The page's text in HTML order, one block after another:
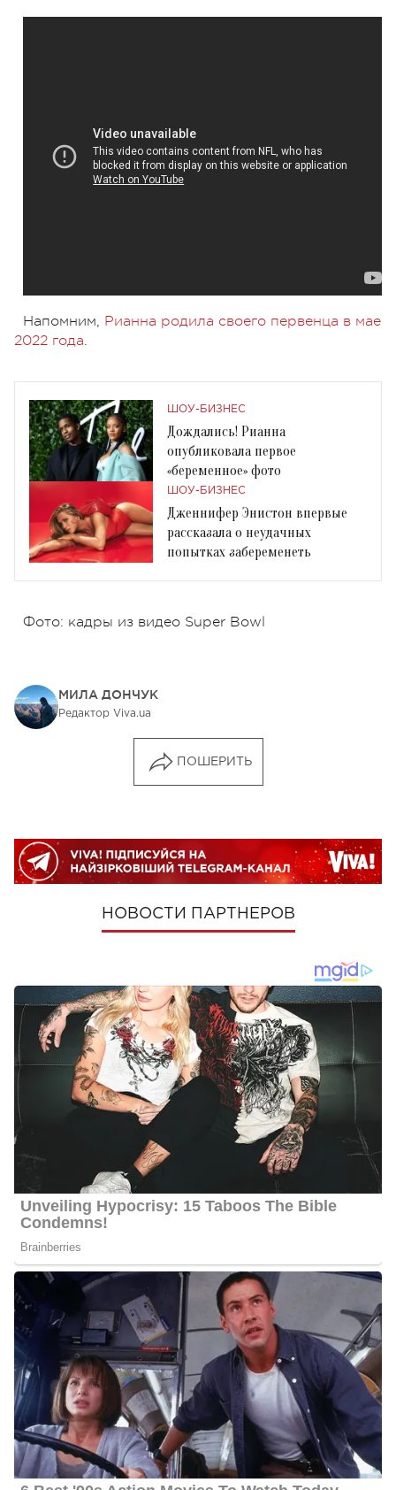
Напомним, Рианна родила своего первенца в мае
2022 года.
ШОУ-БИЗНЕС
Дождались! Рианна
опубликовала первое
«беременное» фото
ШОУ-БИЗНЕС
Дженнифер Энистон впервые
рассказала о неудачных
попытках забеременеть
Фото: кадры из видео Super Bowl
МИЛА ДОНЧУК
Редактор Viva.ua
ПОШЕРИТЬ
НОВОСТИ ПАРТНЕРОВ